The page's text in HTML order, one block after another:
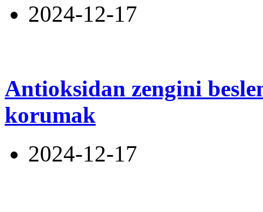
2024-12-17
Antioksidan zengini
korumak
2024-12-17